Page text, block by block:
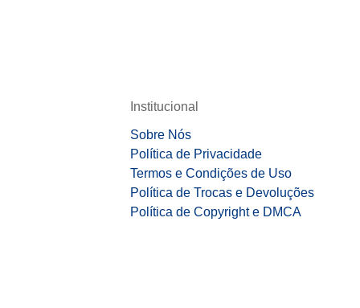
Institucional
Sobre Nós
Política de Privacidade
Termos e Condições de Uso
Política de Trocas e Devoluções
Política de Copyright e DMCA